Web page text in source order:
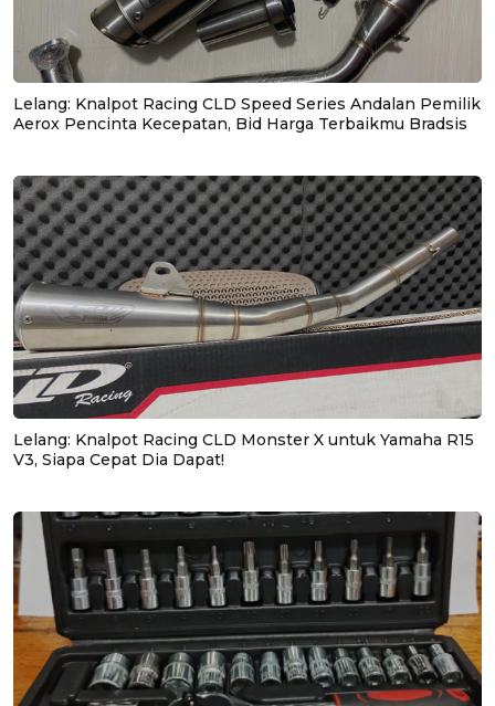
Lelang: Knalpot Racing CLD Speed Series Andalan Pemilik
Aerox Pencinta Kecepatan, Bid Harga Terbaikmu Bradsis
Lelang: Knalpot Racing CLD Monster X untuk Yamaha R15
V3, Siapa Cepat Dia Dapat!